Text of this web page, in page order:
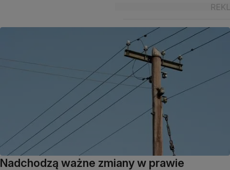
Nadchodzą ważne zmiany w prawie